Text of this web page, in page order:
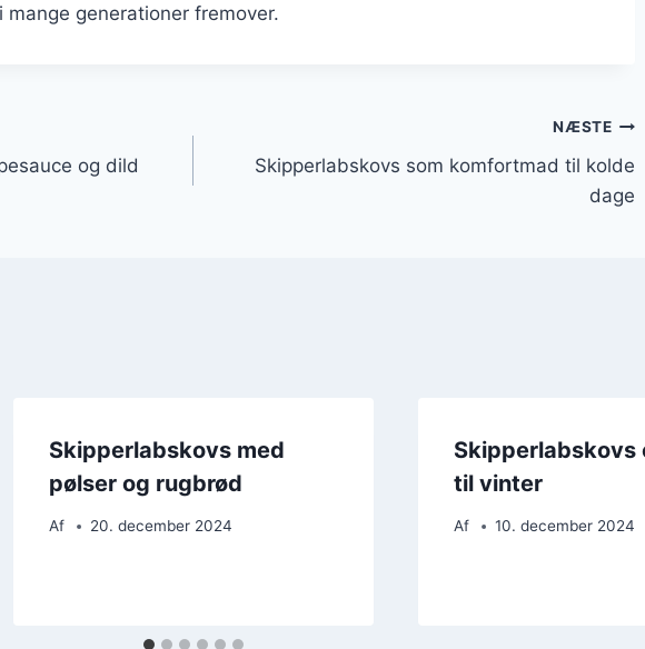
generationer fremover.
og dild
NÆSTE
Skipperlabskovs som komfortmad til kolde
dage
Skipperlabskovs med
pølser og rugbrød
Af 20. december 2024
Skipperlabskovs
til vinter
Af 10. december 2024